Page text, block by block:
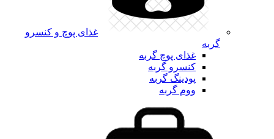
غذای پوچ و کنسرو
گربه
غذای پوچ گربه
کنسرو گربه
پودینگ گربه
ووم گربه